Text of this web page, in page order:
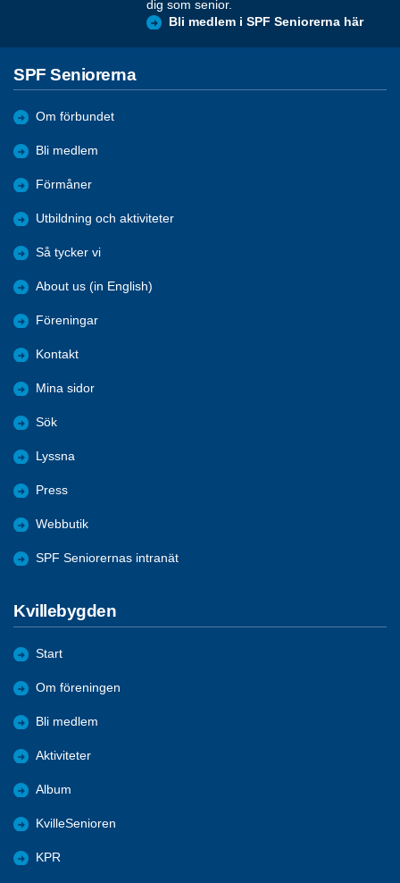
dig som senior.
Bli medlem i SPF Seniorerna här
SPF Seniorerna
Om förbundet
Bli medlem
Förmåner
Utbildning och aktiviteter
Så tycker vi
About us (in English)
Föreningar
Kontakt
Mina sidor
Sök
Lyssna
Press
Webbutik
SPF Seniorernas intranät
Kvillebygden
Start
Om föreningen
Bli medlem
Aktiviteter
Album
KvilleSenioren
KPR